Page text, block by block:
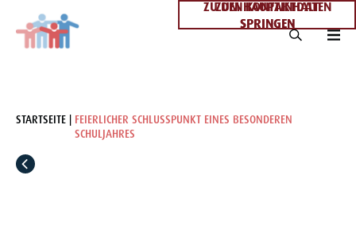
ZUM HAUPTINHALT
SPRINGEN
ZU DEN KONTAKTDATEN
SPRINGEN
STARTSEITE
FEIERLICHER SCHLUSSPUNKT EINES BESONDEREN
SCHULJAHRES